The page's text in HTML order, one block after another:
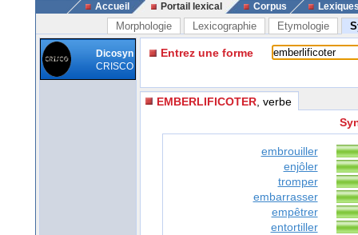
Accueil Portail lexical Corpus
Morphologie Lexicographie Etymologie
Dicosyn
CRISCO
Entrez une forme
EMBERLIFICOTER , verbe
embrouiller
enjôler
tromper
embarrasser
empêtrer
entortiller